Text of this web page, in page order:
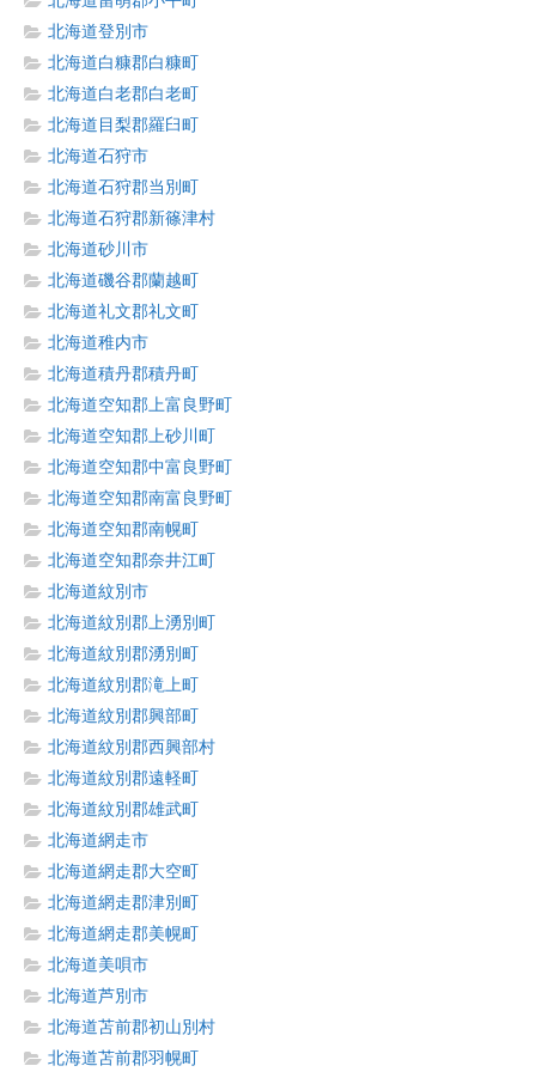
北海道登別市
北海道白糠郡白糠町
北海道白老郡白老町
北海道目梨郡羅臼町
北海道石狩市
北海道石狩郡当別町
北海道石狩郡新篠津村
北海道砂川市
北海道磯谷郡蘭越町
北海道礼文郡礼文町
北海道稚内市
北海道積丹郡積丹町
北海道空知郡上富良野町
北海道空知郡上砂川町
北海道空知郡中富良野町
北海道空知郡南富良野町
北海道空知郡南幌町
北海道空知郡奈井江町
北海道紋別市
北海道紋別郡上湧別町
北海道紋別郡湧別町
北海道紋別郡滝上町
北海道紋別郡興部町
北海道紋別郡西興部村
北海道紋別郡遠軽町
北海道紋別郡雄武町
北海道網走市
北海道網走郡大空町
北海道網走郡津別町
北海道網走郡美幌町
北海道美唄市
北海道芦別市
北海道苫前郡初山別村
北海道苫前郡羽幌町